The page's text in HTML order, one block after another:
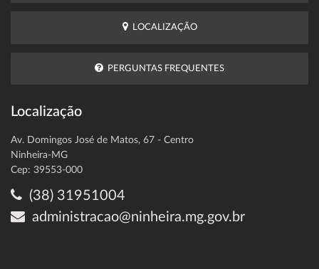
LOCALIZAÇÃO
PERGUNTAS FREQUENTES
Localização
Av. Domingos José de Matos, 67 - Centro
Ninheira-MG
Cep: 39553-000
(38) 31951004
administracao@ninheira.mg.gov.br